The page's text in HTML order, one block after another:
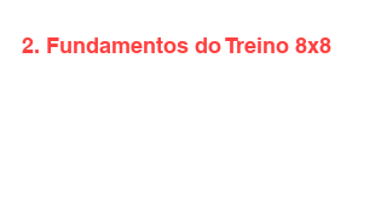
2. Fundamentos do Treino 8x8